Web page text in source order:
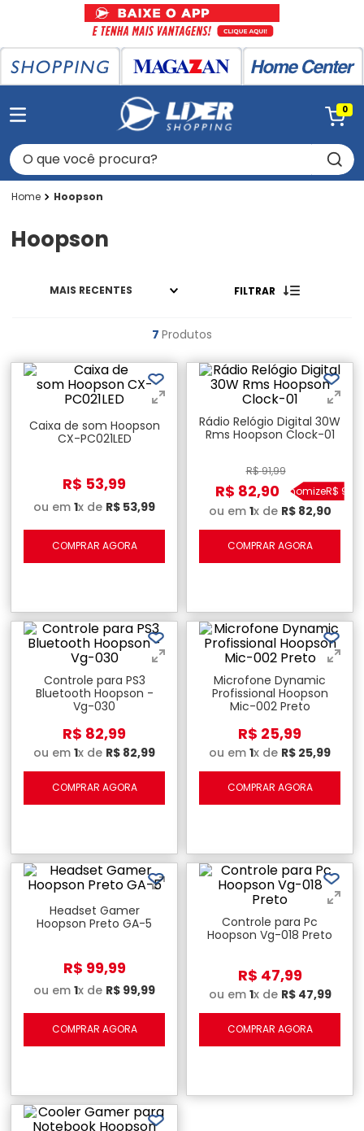
0
O que você procura?
Hoopson
Hoopson
MAIS RECENTES FILTRAR
7 Produtos
Caixa de som Hoopson
CX-PC021LED
R$ 53,99
ou em 1x de R$ 53,99
COMPRAR AGORA
Rádio Relógio Digital 30W
Rms Hoopson Clock-01
R$91,99
R$ 82,90EconomizeR$ 9
ou em 1x de R$ 82,90
COMPRAR AGORA
Controle para PS3
Bluetooth Hoopson -
Vg-030
R$ 82,99
ou em 1x de R$ 82,99
COMPRAR AGORA
Microfone Dynamic
Profissional Hoopson
Mic-002 Preto
R$ 25,99
ou em 1x de R$ 25,99
COMPRAR AGORA
Headset Gamer
Hoopson Preto GA-5
R$ 99,99
ou em 1x de R$ 99,99
COMPRAR AGORA
Controle para Pc
Hoopson Vg-018 Preto
R$ 47,99
ou em 1x de R$ 47,99
COMPRAR AGORA